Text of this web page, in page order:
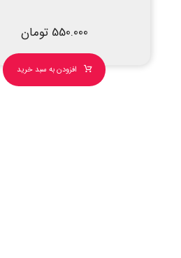
550.000 تومان
افزودن به سبد خرید